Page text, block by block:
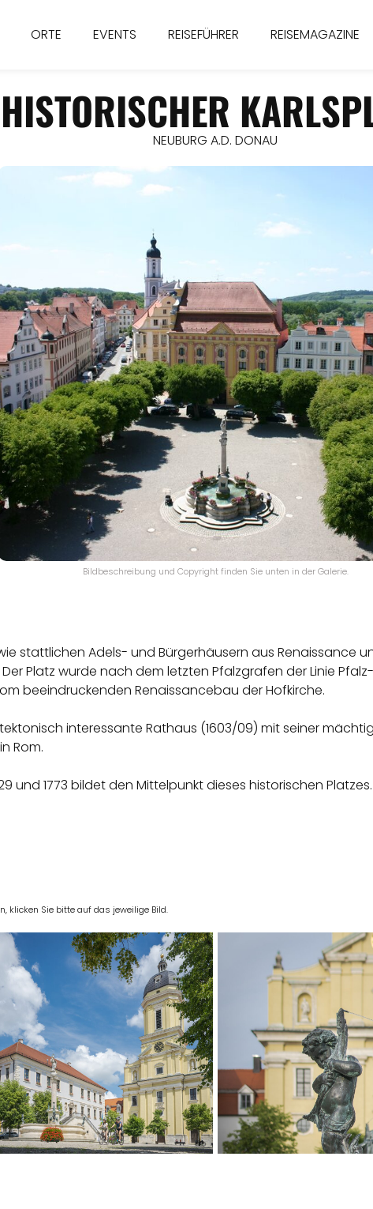
ORTE EVENTS REISEFÜHRER REISEMAGAZINE
HISTORISCHER
NEUBURG A.D. DONAU
Bildbeschreibung und Copyright finden Sie unten in der Galerie.
stattlichen Adels- und Bürgerhäusern aus Renaissance
Platz wurde nach dem letzten Pfalzgrafen der Linie
beeindruckenden Renaissancebau der Hofkirche.
interessante Rathaus (1603/09) mit seiner
Rom.
und 1773 bildet den Mittelpunkt dieses historischen Platzes.
klicken Sie bitte auf das jeweilige Bild.